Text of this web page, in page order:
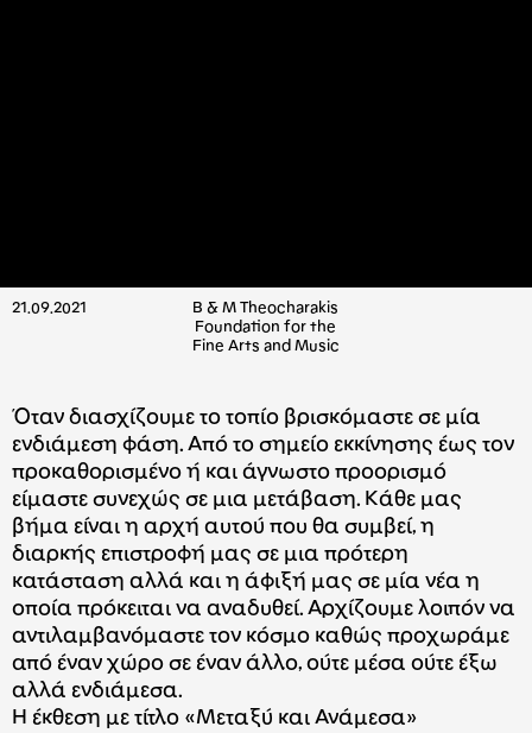
21.09.2021
B & M Theocharakis
Foundation for the
Fine Arts and Music
Όταν διασχίζουμε το τοπίο βρισκόμαστε σε μία
ενδιάμεση φάση. Από το σημείο εκκίνησης έως τον
προκαθορισμένο ή και άγνωστο προορισμό
είμαστε συνεχώς σε μια μετάβαση. Κάθε μας
βήμα είναι η αρχή αυτού που θα συμβεί, η
διαρκής επιστροφή μας σε μια πρότερη
κατάσταση αλλά και η άφιξή μας σε μία νέα η
οποία πρόκειται να αναδυθεί. Αρχίζουμε λοιπόν να
αντιλαμβανόμαστε τον κόσμο καθώς προχωράμε
από έναν χώρο σε έναν άλλο, ούτε μέσα ούτε έξω
αλλά ενδιάμεσα.
Η έκθεση με τίτλο «Μεταξύ και Ανάμεσα»